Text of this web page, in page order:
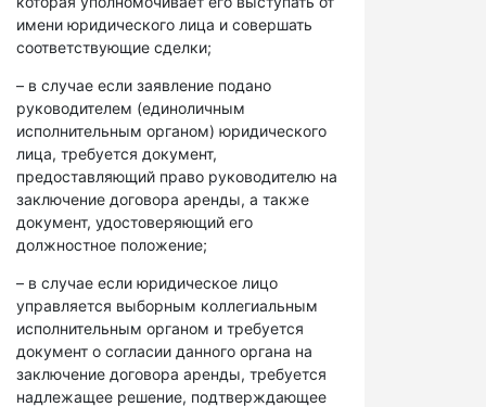
имени юридического лица и совершать
соответствующие сделки;
– в случае если заявление подано
руководителем (единоличным
исполнительным органом) юридического
лица, требуется документ,
предоставляющий право руководителю на
заключение договора аренды, а также
документ, удостоверяющий его
должностное положение;
– в случае если юридическое лицо
управляется выборным коллегиальным
исполнительным органом и требуется
документ о согласии данного органа на
заключение договора аренды, требуется
надлежащее решение, подтверждающее